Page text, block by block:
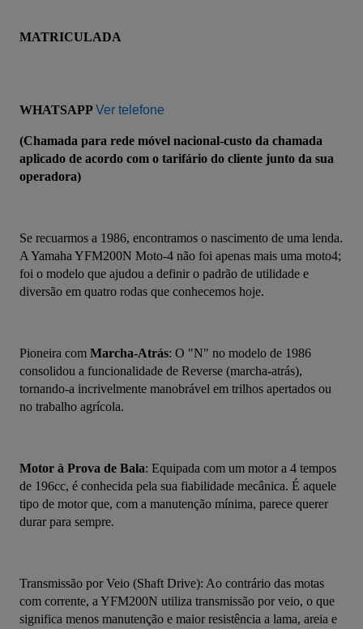
MATRICULADA
WHATSAPP Ver telefone
(Chamada para rede móvel nacional-custo da chamada
aplicado de acordo com o tarifário do cliente junto da sua
operadora)
Se recuarmos a 1986, encontramos o nascimento de uma lenda.
A Yamaha YFM200N Moto-4 não foi apenas mais uma moto4;
foi o modelo que ajudou a definir o padrão de utilidade e
diversão em quatro rodas que conhecemos hoje.
Pioneira com Marcha-Atrás: O "N" no modelo de 1986
consolidou a funcionalidade de Reverse (marcha-atrás),
tornando-a incrivelmente manobrável em trilhos apertados ou
no trabalho agrícola.
Motor à Prova de Bala: Equipada com um motor a 4 tempos
de 196cc, é conhecida pela sua fiabilidade mecânica. É aquele
tipo de motor que, com a manutenção mínima, parece querer
durar para sempre.
Transmissão por Veio (Shaft Drive): Ao contrário das motas
com corrente, a YFM200N utiliza transmissão por veio, o que
significa menos manutenção e maior resistência a lama, areia e